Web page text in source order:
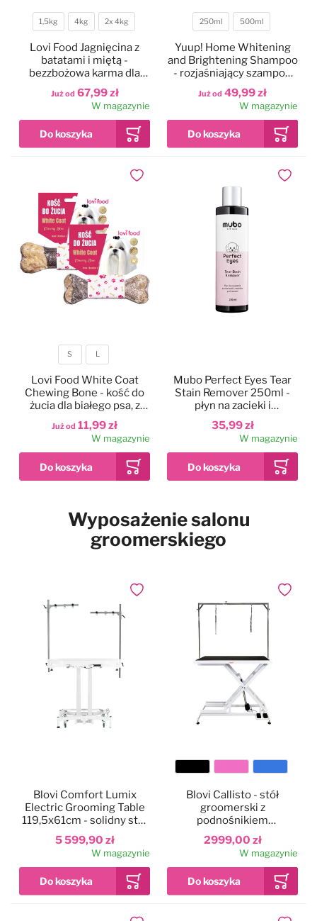
Czystość i higiena
Zabawki
Maty, ręczniki chłodzące
Ringówki, łańcuszki
Lokalizatory
Trening i sport
Pies w samochodzie
Drzwiczki dla psa i kota
Do papilotowania
Perfumy
Dla koni
Na skaleczenia
Profilaktyczne
Preparaty na owady
Najpopularniejsze marki
Waga
1,5kg 4kg 2x 4kg
Już od 67,99 zł
Lovi Food Jagnięcina z
batatami i miętą -
bezzbożowa karma dla
psów małych ras z
problemem łzawiących
oczuW magazynie
Pojemność
250ml 500ml
Już od 49,99 zł
Yuup! Home Whitening
and Brightening Shampoo
- rozjaśniający szampon
dla białych psów, do białej
i jasnej sierści
W magazynie
Rozmiar
S L
Już od 11,99 zł
Lovi Food White Coat
Chewing Bone - kość do
żucia dla białego psa, z
dorszem
W magazynie
Dodaj do ulubionych
35,99 zł
Mubo Perfect Eyes Tear
Stain Remover 250ml -
płyn na zacieki i
przebarwienia pod oczami
dla psa i kota
W magazynie
Dodaj
12kg 2x 12kg
Simpsons Premium
wrażliwych szczeniąt,
W magazynie
Dodaj do ulubionych
Wyposażenie salonu
groomerskiego
5 599,90 zł
Blovi Comfort Lumix
Electric Grooming Table
119,5x61cm - solidny stół
groomerski z
podświetlanym blatem,
podnośnikiem
elektrycznym i 2
wysięgnikami
W magazynie
Dodaj do ulubionych
Kolor
blatu
2999,00 zł
Blovi Callisto - stół
groomerski z
podnośnikiem
elektrycznym, blat
125x65cm
W magazynie
Dodaj